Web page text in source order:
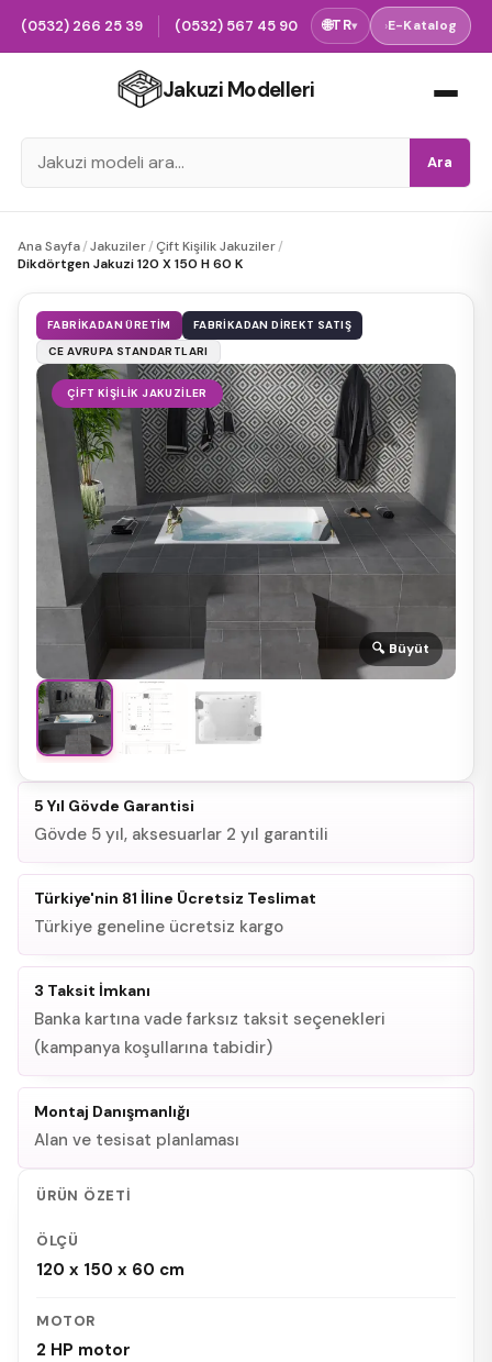
(0532) 266 25 39 (0532) 567 45 90 🌐TR▾ ›E-Katalog
Jakuzi Modelleri
Ara
Ana Sayfa/Jakuziler/Çift Kişilik Jakuziler/
Dikdörtgen Jakuzi 120 X 150 H 60 K
FABRIKADAN ÜRETIM
FABRIKADAN DIREKT SATIŞ
CE AVRUPA STANDARTLARI
ÇIFT KIŞILIK JAKUZILER
🔍 Büyüt
5 Yıl Gövde Garantisi
Gövde 5 yıl, aksesuarlar 2 yıl garantili
Türkiye'nin 81 İline Ücretsiz Teslimat
Türkiye geneline ücretsiz kargo
3 Taksit İmkanı
Banka kartına vade farksız taksit seçenekleri
(kampanya koşullarına tabidir)
Montaj Danışmanlığı
Alan ve tesisat planlaması
ÜRÜN ÖZETI
ÖLÇÜ
120 x 150 x 60 cm
MOTOR
2 HP motor